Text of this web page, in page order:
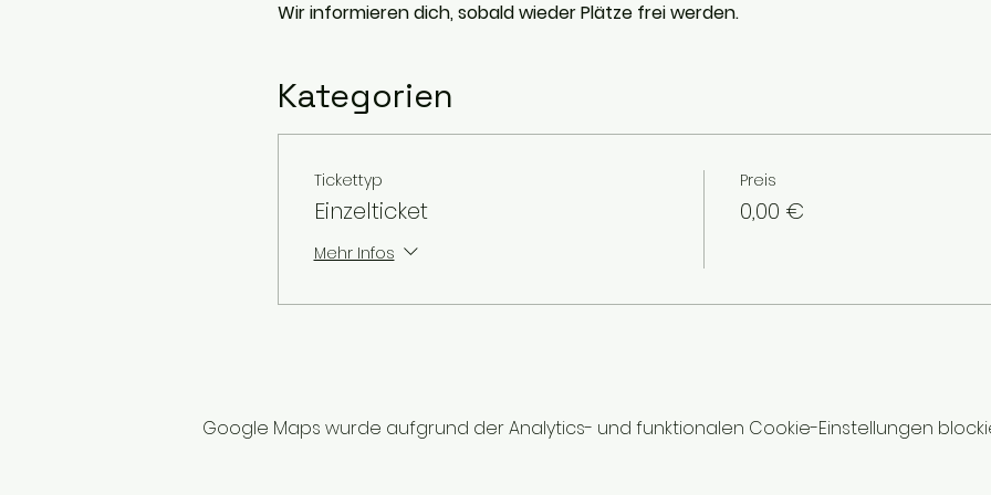
Wir informieren dich, sobald wieder Plätze frei werden.
Kategorien
Tickettyp
Einzelticket
Mehr Infos
Preis
0,00 €
Google Maps wurde aufgrund der Analytics- und funktionalen Cookie-Einstellungen